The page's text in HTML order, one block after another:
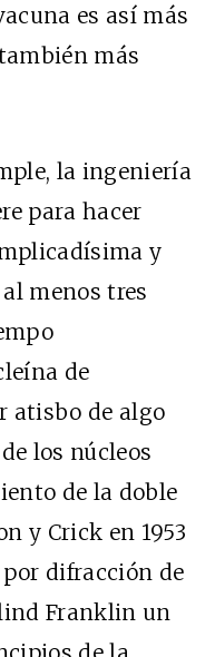
es así más
más
la ingeniería
para hacer
y
menos tres
de
atisbo de algo
los núcleos
de la doble
y Crick en 1953
difracción de
Franklin un